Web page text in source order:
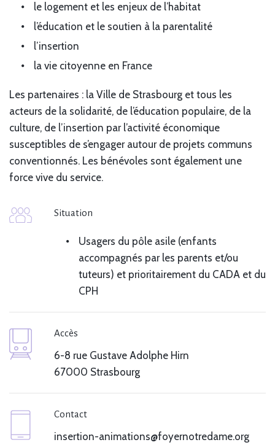
le logement et les enjeux de l’habitat
l’éducation et le soutien à la parentalité
l’insertion
la vie citoyenne en France
Les partenaires : la Ville de Strasbourg et tous les
acteurs de la solidarité, de l’éducation populaire, de la
culture, de l’insertion par l’activité économique
susceptibles de s’engager autour de projets communs
conventionnés. Les bénévoles sont également une
force vive du service.
Situation
Usagers du pôle asile (enfants
accompagnés par les parents et/ou
tuteurs) et prioritairement du CADA et du
CPH
Accès
6-8 rue Gustave Adolphe Hirn
67000 Strasbourg
Contact
insertion-animations@foyernotredame.org